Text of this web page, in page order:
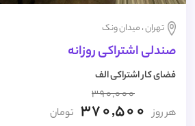
تهران ، میدان ونک
صندلی اشتراکی روزانه
فضای کار اشتراکی الف
هر روز
390,000
370,500 تومان